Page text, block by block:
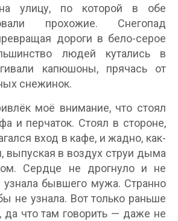
на улицу, по которой в обе
прохожие. Снегопад
дороги в бело-серое
людей кутались в
капюшоны, прячась от
снежинок.
моё внимание, что стоял
и перчаток. Стоял в стороне,
вход в кафе, и жадно, как-
выпуская в воздух струи дыма
Сердце не дрогнуло и не
узнала бывшего мужа. Странно
не узнала. Вот только раньше
да что там говорить — даже не